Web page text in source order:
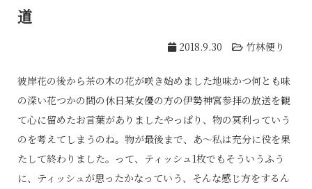
道
2018.9.30 竹林便り
彼岸花の後から茶の木の花が咲き始めました地味かつ何とも味
の深い花つかの間の休日某女優の方の伊勢神宮参拝の放送を観
て心に留めたお言葉がありましたやっぱり、物の冥利っていう
のを考えてしまうのね。物が最後まで、あ～私は充分に役を果
たして終わりました。って、ティッシュ1枚でもそういうふう
に、ティッシュが思ったかなっていう、そんな感じ方をするん